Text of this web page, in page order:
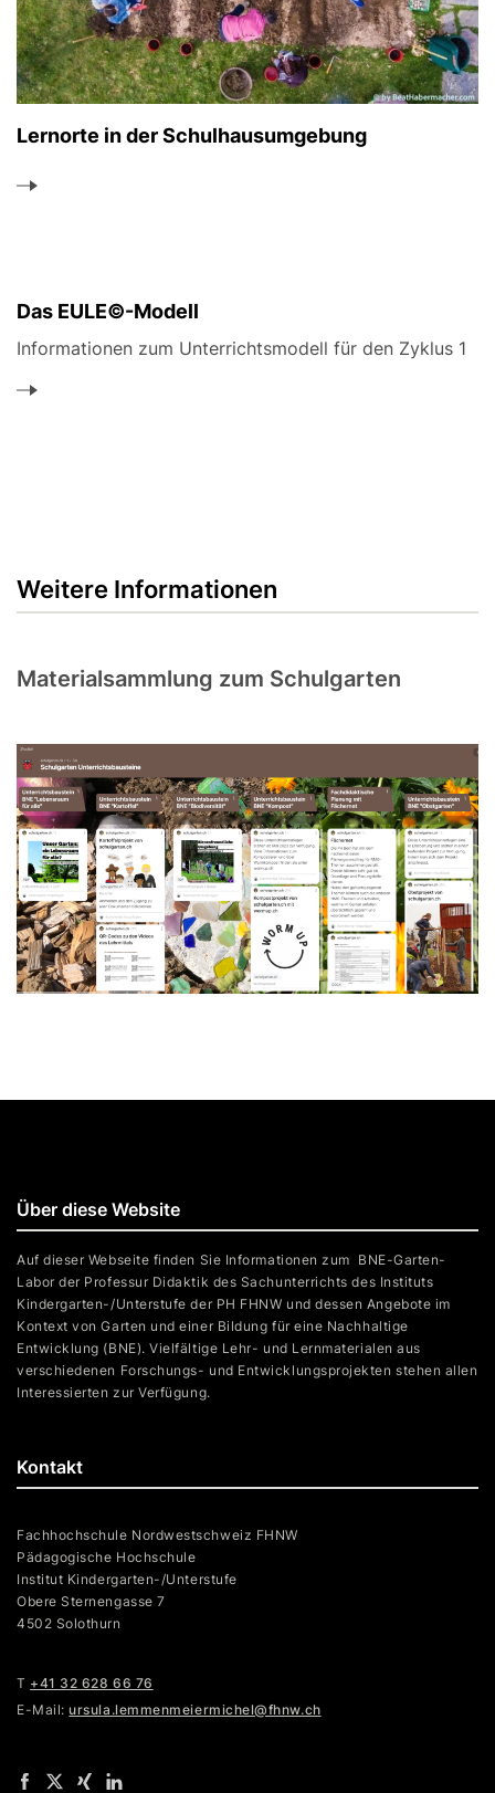
Lernorte in der Schulhausumgebung
Das EULE©-Modell
Informationen zum Unterrichtsmodell für den Zyklus 1
Weitere Informationen
Materialsammlung zum Schulgarten
Kontakt
Fachhochschule Nordwestschweiz FHNW
Pädagogische Hochschule
Institut Kindergarten-/Unterstufe
Obere Sternengasse 7
4502 Solothurn
T +41 32 628 66 76
E-Mail:ursula.lemmenmeiermichel@fhnw.ch
Über diese Website
Auf dieser Webseite finden Sie Informationen zum BNE-Garten-
Labor der Professur Didaktik des Sachunterrichts des Instituts
Kindergarten-/Unterstufe der PH FHNW und dessen Angebote im
Kontext von Garten und einer Bildung für eine Nachhaltige
Entwicklung (BNE). Vielfältige Lehr- und Lernmaterialen aus
verschiedenen Forschungs- und Entwicklungsprojekten stehen allen
Interessierten zur Verfügung.